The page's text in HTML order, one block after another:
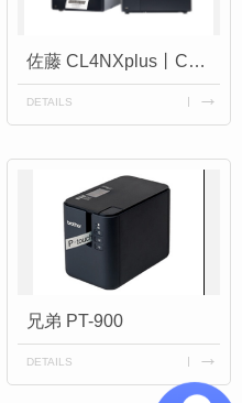
佐藤 CL4NXplus丨CL6NXplus
DETAILS
兄弟 PT-900
DETAILS